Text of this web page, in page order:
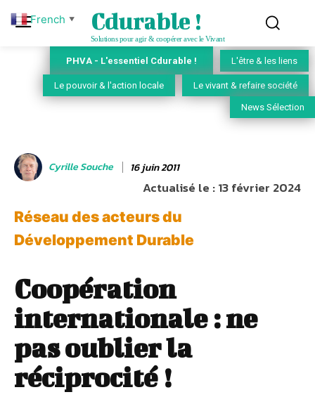
Cdurable !
Solutions pour agir & coopérer avec le Vivant
PHVA - L'essentiel Cdurable ! L'être & les liens
Le pouvoir & l'action locale Le vivant & refaire société
News Sélection
Cyrille Souche 16 juin 2011
Actualisé le :13 février 2024
Réseau des acteurs du
Développement Durable
Coopération
internationale : ne
pas oublier la
réciprocité !
French ▼